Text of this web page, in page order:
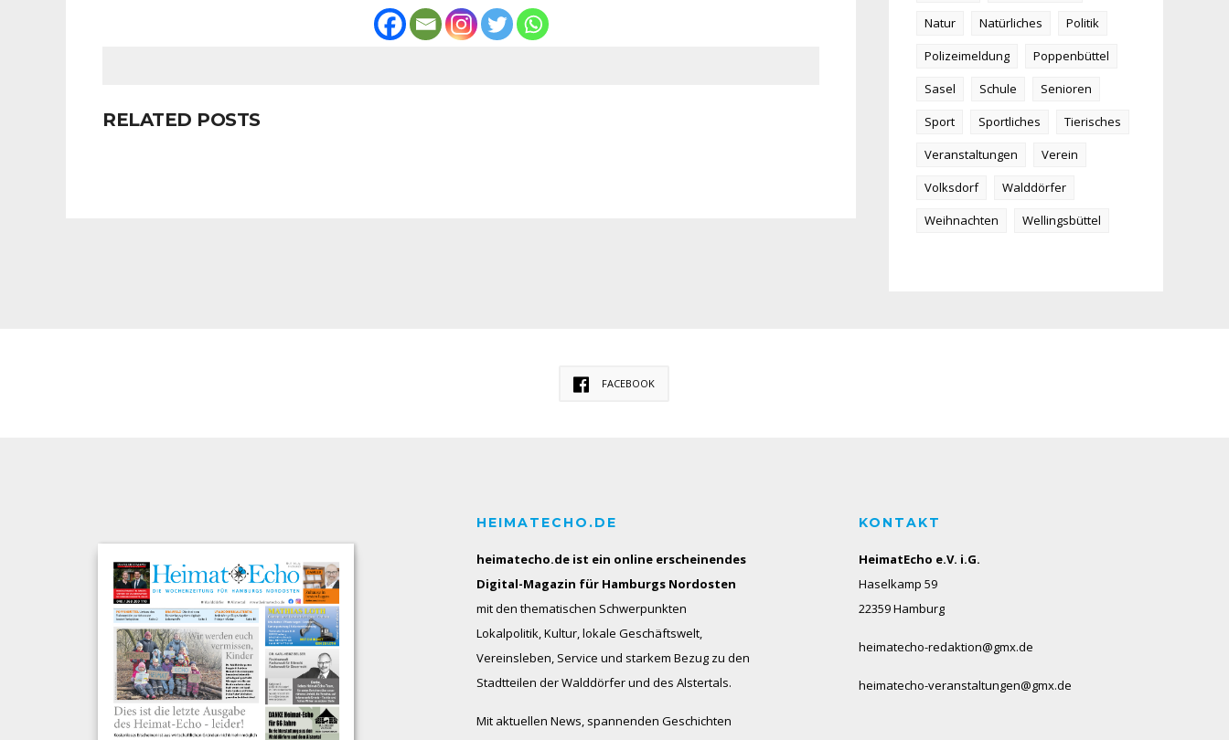
RELATED POSTS
Natur
Natürliches
Politik
Polizeimeldung
Poppenbüttel
Sasel
Schule
Senioren
Sport
Sportliches
Tierisches
Veranstaltungen
Verein
Volksdorf
Walddörfer
Weihnachten
Wellingsbüttel
FACEBOOK
HEIMATECHO.DE
heimatecho.de ist ein online erscheinendes
Digital-Magazin für Hamburgs Nordosten
mit den thematischen Schwerpunkten
Lokalpolitik, Kultur, lokale Geschäftswelt,
Vereinsleben, Service und starkem Bezug zu den
Stadtteilen der Walddörfer und des Alstertals.
Mit aktuellen News, spannenden Geschichten
KONTAKT
HeimatEcho e.V. i.G.
Haselkamp 59
22359 Hamburg
heimatecho-redaktion@gmx.de
heimatecho-veranstaltungen@gmx.de